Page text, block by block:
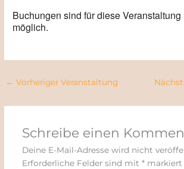
Buchungen sind für diese
möglich.
← Vorheriger Veranstaltung
Schreibe einen
Deine E-Mail-Adresse wird nicht
Erforderliche Felder sind mit *markiert